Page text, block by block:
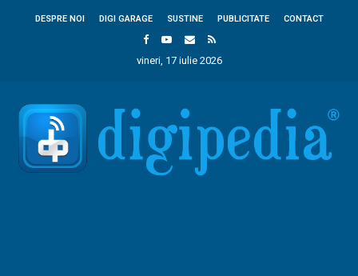
DESPRE NOI DIGI GARAGE SUSTINE PUBLICITATE CONTACT
vineri, 17 iulie 2026